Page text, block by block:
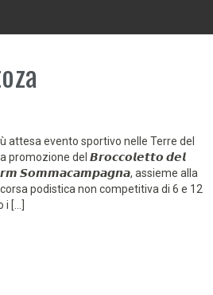
attesa evento sportivo nelle Terre del
promozione del 𝘽𝙧𝙤𝙘𝙘𝙤𝙡𝙚𝙩𝙩𝙤 𝙙𝙚𝙡
𝙎𝙤𝙢𝙢𝙖𝙘𝙖𝙢𝙥𝙖𝙜𝙣𝙖, assieme alla
podistica non competitiva di 6 e 12
i […]